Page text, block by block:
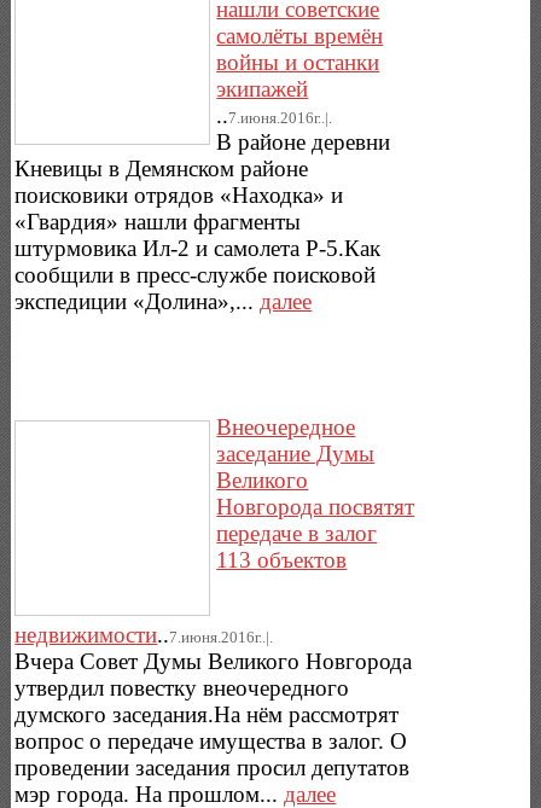
нашли советские
самолёты времён
войны и останки
экипажей
..7.июня.2016г..|.
В районе деревни
Кневицы в Демянском районе
поисковики отрядов «Находка» и
«Гвардия» нашли фрагменты
штурмовика Ил-2 и самолета Р-5.Как
сообщили в пресс-службе поисковой
экспедиции «Долина»,...далее
Внеочередное
заседание Думы
Великого
Новгорода посвятят
передаче в залог
113 объектов
недвижимости..7.июня.2016г..|.
Вчера Совет Думы Великого Новгорода
утвердил повестку внеочередного
думского заседания.На нём рассмотрят
вопрос о передаче имущества в залог. О
проведении заседания просил депутатов
мэр города. На прошлом... далее